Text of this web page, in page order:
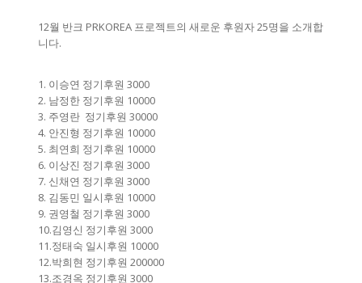
12월 반크 PRKOREA 프로젝트의 새로운 후원자 25명을 소개합
니다.
1. 이승연 정기후원 3000
2. 남정한 정기후원 10000
3. 주영란 정기후원 30000
4. 안진형 정기후원 10000
5. 최연희 정기후원 10000
6. 이상진 정기후원 3000
7. 신채연 정기후원 3000
8. 김동민 일시후원 10000
9. 권영철 정기후원 3000
10.김영신 정기후원 3000
11.정태숙 일시후원 10000
12.박희현 정기후원 200000
13.조경옥 정기후원 3000